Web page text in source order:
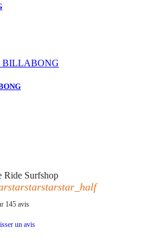
Ride Surfshop
starstarstarstar_half
145avis
un avis